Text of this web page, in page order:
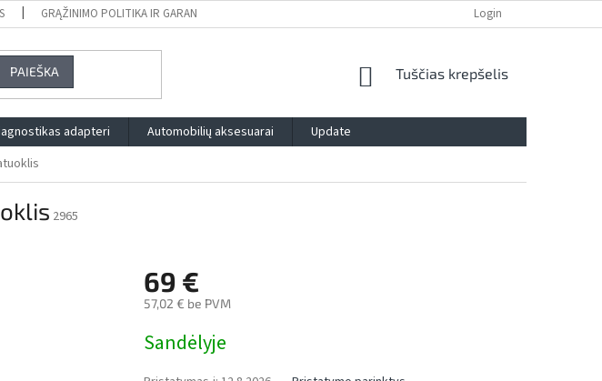
GRĄŽINIMO POLITIKA IR GARANTIJA BLOG
Login
PAIEŠKA
SHOPPING
Tuščias krepšelis
adapteri Automobilių aksesuarai
Update
2965
69 €
57,02 € be PVM
price:
Sandėlyje